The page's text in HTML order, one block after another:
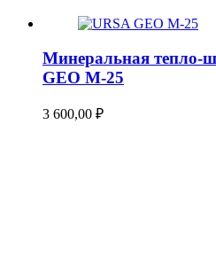
Минеральная тепло-
GEO М-25
3 600,00 ₽